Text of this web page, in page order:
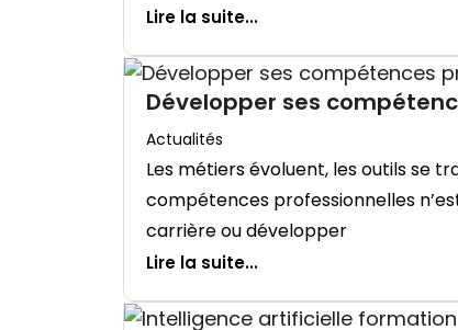
Lire la suite...
Développer ses
Actualités
Les métiers évoluent, les outils se
compétences professionnelles
carrière ou développer
Lire la suite...